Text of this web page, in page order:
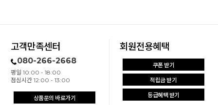
고객만족센터
080-266-2668
평일 10:00 - 18:00
점심시간 12:00 - 13:00
상품문의 바로가기
회원전용혜택
쿠폰 받기
적립금 받기
등급혜택 받기